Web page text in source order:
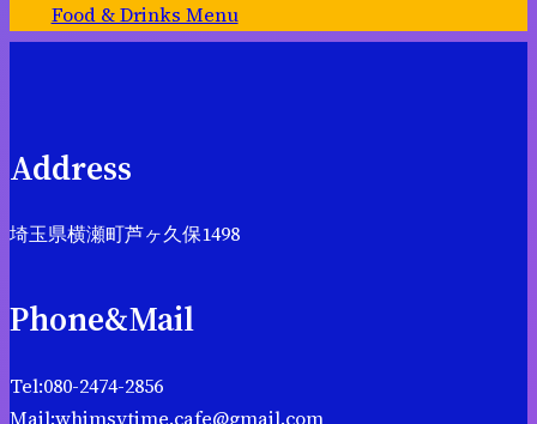
Food & Drinks Menu
Address
埼玉県横瀬町芦ヶ久保1498
Phone&Mail
Tel:080-2474-2856
Mail:whimsytime.cafe@gmail.com